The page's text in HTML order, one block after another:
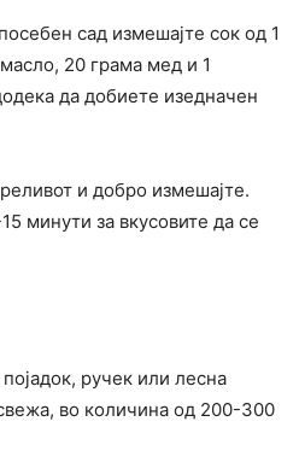
сад измешајте сок од 1
20 грама мед и 1
да добиете изедначен
и добро измешајте.
минути за вкусовите да се
ручек или лесна
во количина од 200-300